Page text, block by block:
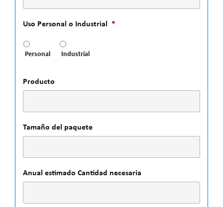
Uso Personal o Industrial *
Personal Industrial
Producto
Tamaño del paquete
Anual estimado Cantidad necesaria